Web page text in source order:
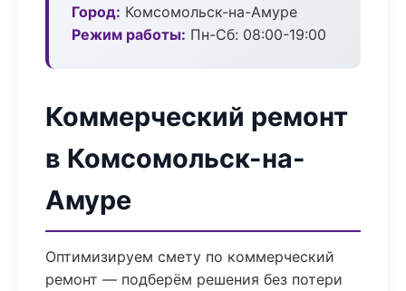
Город: Комсомольск-на-Амуре
Режим работы: Пн-Сб: 08:00-19:00
Коммерческий ремонт
в Комсомольск-на-
Амуре
Оптимизируем смету по коммерческий
ремонт — подберём решения без потери